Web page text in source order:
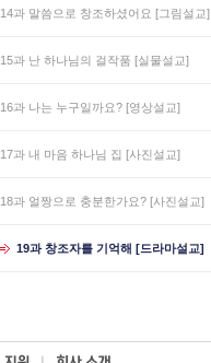
14과 말씀으로 창조하셨어요 [그림설교]
15과 난 하나님의 걸작품 [실물설교]
16과 나는 누구일까요? [영상설교]
17과 내 마음 하나님 집 [사진설교]
18과 얼짱으로 충분한가요? [사진설교]
19과 창조자를 기억해 [드라마설교]